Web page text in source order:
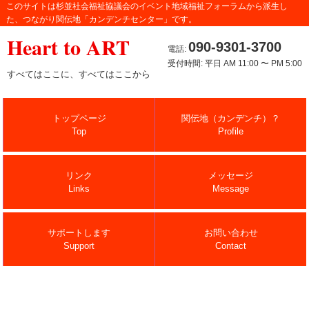
このサイトは杉並社会福祉協議会のイベント地域福祉フォーラムから派生し
た、つながり関伝地「カンデンチセンター」です。
Heart to ART
すべてはここに、すべてはここから
電話: 090-9301-3700
受付時間: 平日 AM 11:00 〜 PM 5:00
トップページ
Top
関伝地（カンデンチ）？
Profile
リンク
Links
メッセージ
Message
サポートします
Support
お問い合わせ
Contact